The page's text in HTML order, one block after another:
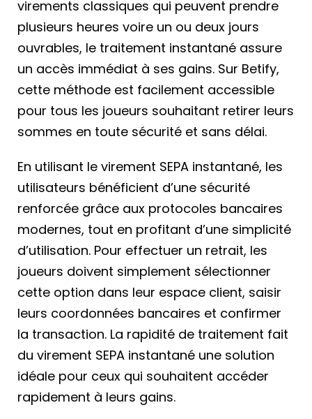
virements classiques qui peuvent prendre
plusieurs heures voire un ou deux jours
ouvrables, le traitement instantané assure
un accès immédiat à ses gains. Sur Betify,
cette méthode est facilement accessible
pour tous les joueurs souhaitant retirer leurs
sommes en toute sécurité et sans délai.
En utilisant le virement SEPA instantané, les
utilisateurs bénéficient d’une sécurité
renforcée grâce aux protocoles bancaires
modernes, tout en profitant d’une simplicité
d’utilisation. Pour effectuer un retrait, les
joueurs doivent simplement sélectionner
cette option dans leur espace client, saisir
leurs coordonnées bancaires et confirmer
la transaction. La rapidité de traitement fait
du virement SEPA instantané une solution
idéale pour ceux qui souhaitent accéder
rapidement à leurs gains.